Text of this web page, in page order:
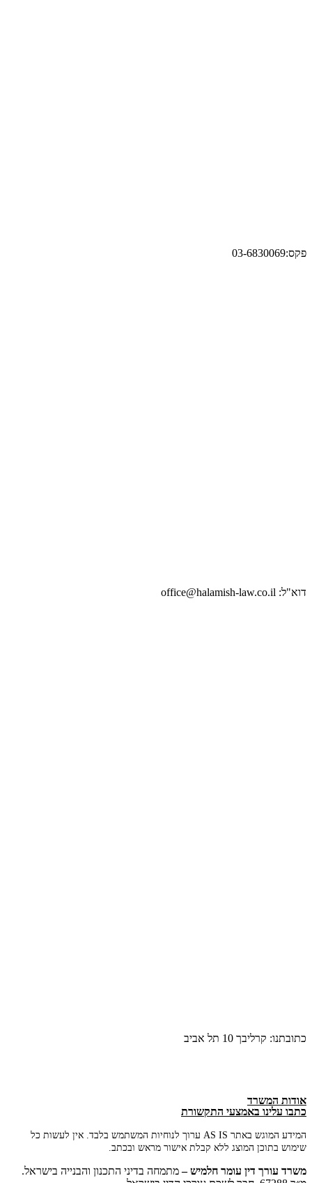
פקס:03-6830069
דוא"ל: office@halamish-law.co.il
כתובתנו: קרליבך 10 תל אביב
אודות המשרד
כתבו עלינו באמצעי התקשורת
המידע המוגש באתר AS IS ערוך לנוחיות המשתמש בלבד. אין לעשות כל
שימוש בתוכן המוצג ללא קבלת אישור מראש ובכתב.
משרד עורך דין עומר חלמיש –מתמחה בדיני התכנון והבנייה בישראל.